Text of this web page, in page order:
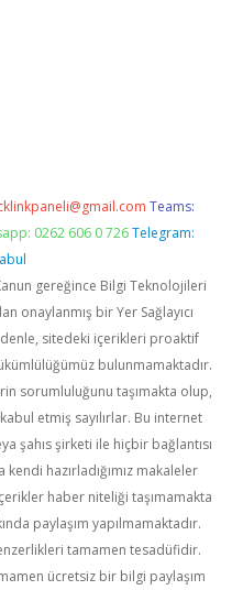
Teams:
0262 606 0 726 Telegram:
gereğince Bilgi Teknolojileri
onaylanmış bir Yer Sağlayıcı
sitedeki içerikleri proaktif
bulunmamaktadır.
sorumluluğunu taşımakta olup,
etmiş sayılırlar. Bu internet
şahıs şirketi ile hiçbir bağlantısı
hazırladığımız makaleler
haber niteliği taşımamakta
paylaşım yapılmamaktadır.
tamamen tesadüfidir.
ücretsiz bir bilgi paylaşım